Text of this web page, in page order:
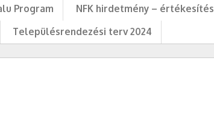
Program NFK hirdetmény – értékesítés
Településrendezési terv 2024